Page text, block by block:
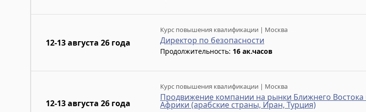
12-13 августа 26 года
Курс повышения квалификации | Москва
Директор по безопасности
Продолжительность: 16 ак.часов
12-13 августа 26 года
Курс повышения квалификации | Москва
Продвижение компании на рынки Ближнего Востока
Африки (арабские страны, Иран, Турция)